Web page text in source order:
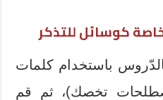
باستخدام كلمات
تخصك)، ثم قم